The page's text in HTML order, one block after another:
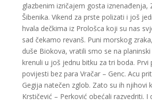
glazbenim izričajem gosta iznenađenja,
Šibenika. Vikend za prste polizati i još
hvala dečkima iz Prološca koji su nas
sad čekamo revanš. Puni morskog
duše Biokova, vratili smo se na
krenuli u još jednu bitku za tri boda. Prvi
povijesti bez para Vračar – Genc. Acu
Gegija natečen zglob. Zato su ih njihovi
Krstičević – Perković obećali razvedriti.